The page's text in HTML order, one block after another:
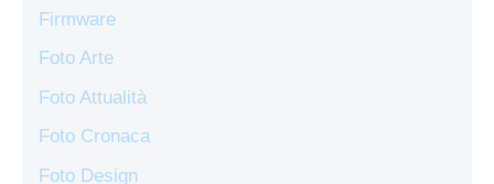
Firmware
Foto Arte
Foto Attualità
Foto Cronaca
Foto Design